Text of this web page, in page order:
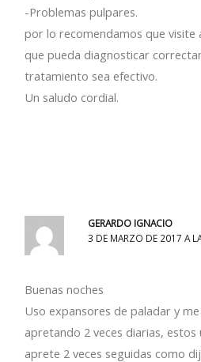
-Problemas pulpares.
por lo recomendamos que
que pueda diagnosticar
tratamiento sea efectivo.
Un saludo cordial.
GERARDO IGNACIO
3 DE MARZO DE 2017 A
Buenas noches
Uso expansores de paladar y
apretando 2 veces diarias, estos
aprete 2 veces seguidas como